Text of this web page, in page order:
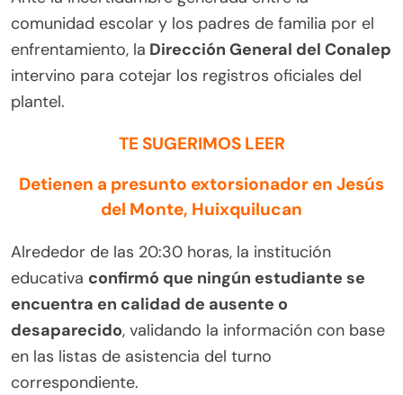
comunidad escolar y los padres de familia por el
enfrentamiento, la Dirección General del Conalep
intervino para cotejar los registros oficiales del
plantel.
TE SUGERIMOS LEER
Detienen a presunto extorsionador en Jesús
del Monte, Huixquilucan
Alrededor de las 20:30 horas, la institución
educativa confirmó que ningún estudiante se
encuentra en calidad de ausente o
desaparecido, validando la información con base
en las listas de asistencia del turno
correspondiente.